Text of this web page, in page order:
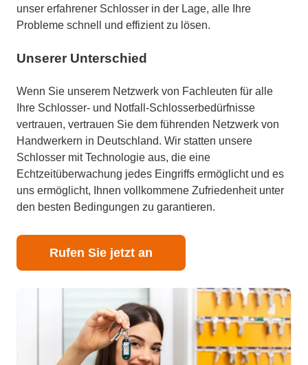
unser erfahrener Schlosser in der Lage, alle Ihre
Probleme schnell und effizient zu lösen.
Unserer Unterschied
Wenn Sie unserem Netzwerk von Fachleuten für alle
Ihre Schlosser- und Notfall-Schlosserbedürfnisse
vertrauen, vertrauen Sie dem führenden Netzwerk von
Handwerkern in Deutschland. Wir statten unsere
Schlosser mit Technologie aus, die eine
Echtzeitüberwachung jedes Eingriffs ermöglicht und es
uns ermöglicht, Ihnen vollkommene Zufriedenheit unter
den besten Bedingungen zu garantieren.
Rufen Sie jetzt an